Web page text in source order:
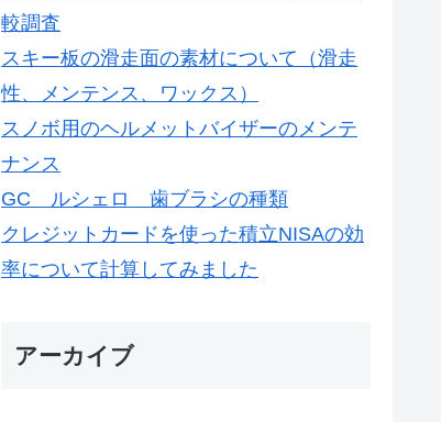
較調査
スキー板の滑走面の素材について（滑走
性、メンテンス、ワックス）
スノボ用のヘルメットバイザーのメンテ
ナンス
GC ルシェロ 歯ブラシの種類
クレジットカードを使った積立NISAの効
率について計算してみました
アーカイブ